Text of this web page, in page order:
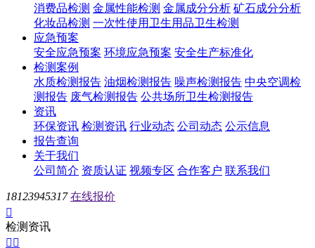
消费品检测 金属性能检测 金属成分分析 矿石成分分析
化妆品检测 一次性使用卫生用品卫生检测
应急预案
安全应急预案 环境应急预案 安全生产标准化
检测案例
水质检测报告 油烟检测报告 噪声检测报告 中央空调检
测报告 废气检测报告 公共场所卫生检测报告
资讯
环保资讯 检测资讯 行业动态 公司动态 公示信息
报告查询
关于我们
公司简介 资质认证 视频专区 合作客户 联系我们
18123945317 在线报价

检测资讯
 